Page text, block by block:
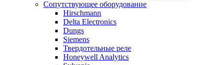
Сопутствующее оборудование
Hirschmann
Delta Electronics
Dungs
Siemens
Твердотельные реле
Honeywell Analytics